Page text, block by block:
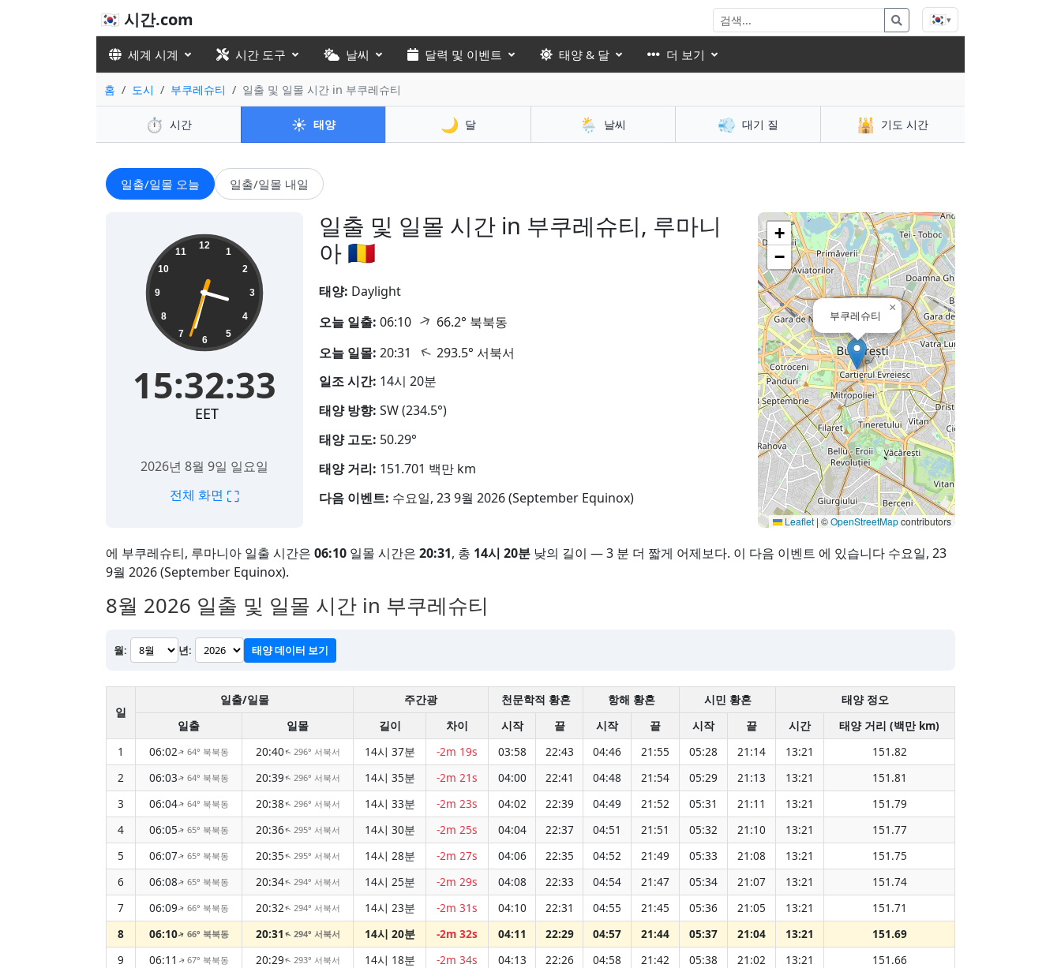
🇰🇷 시간.com 🇰🇷▾
세계 시계 시간 도구 날씨 달력 및 이벤트 태양 & 달 더 보기
홈 도시 부쿠레슈티 일출 및 일몰 시간 in 부쿠레슈티
⏱️ 시간 ☀️ 태양 🌙 달 🌦️ 날씨 💨 대기 질 🕌 기도 시간
일출/일몰 오늘 일출/일몰 내일
일출 및 일몰 시간 in 부쿠레슈티, 루마니
아 🇷🇴
15:32:34 12
1
2
3
4
5
6
7
8
9
10
11
15:32:34
EET
2026년 8월 9일 일요일
전체 화면 ⛶
태양: Daylight
오늘 일출: 06:10 ↑ 66.2° 북북동
오늘 일몰: 20:31 ↑ 293.5° 서북서
일조 시간: 14시 20분
태양 방향: SW (234.5°)
태양 고도: 50.29°
태양 거리: 151.701 백만 km
다음 이벤트: 수요일, 23 9월 2026 (September Equinox)
부쿠레슈티
×
+
−
Leaflet|©OpenStreetMapcontributors
에 부쿠레슈티, 루마니아 일출 시간은 06:10 일몰 시간은 20:31, 총 14시 20분 낮의 길이 — 3 분 더 짧게 어제보다. 이 다음 이벤트 에 있습니다 수요일, 23
9월 2026 (September Equinox).
8월 2026 일출 및 일몰 시간 in 부쿠레슈티
월: 년: 태양 데이터 보기
일
일출/일몰 주간광 천문학적 황혼 항해 황혼 시민 황혼
태양 정오
일출
일몰 길이 차이 시작 끝 시작 끝 시작 끝 시간
태양 거리 (백만 km)
1
06:02↑ 64° 북북동 20:40↑ 296° 서북서 14시 37분 -2m 19s 03:58 22:43 04:46 21:55 05:28 21:14 13:21
151.82
2
06:03↑ 64° 북북동 20:39↑ 296° 서북서 14시 35분 -2m 21s 04:00 22:41 04:48 21:54 05:29 21:13 13:21
151.81
3
06:04↑ 64° 북북동 20:38↑ 296° 서북서 14시 33분 -2m 23s 04:02 22:39 04:49 21:52 05:31 21:11 13:21
151.79
4
06:05↑ 65° 북북동 20:36↑ 295° 서북서 14시 30분 -2m 25s 04:04 22:37 04:51 21:51 05:32 21:10 13:21
151.77
5
06:07↑ 65° 북북동 20:35↑ 295° 서북서 14시 28분 -2m 27s 04:06 22:35 04:52 21:49 05:33 21:08 13:21
151.75
6
06:08↑ 65° 북북동 20:34↑ 294° 서북서 14시 25분 -2m 29s 04:08 22:33 04:54 21:47 05:34 21:07 13:21
151.74
7
06:09↑ 66° 북북동 20:32↑ 294° 서북서 14시 23분 -2m 31s 04:10 22:31 04:55 21:45 05:36 21:05 13:21
151.71
8
06:10↑ 66° 북북동 20:31 ↑ 294° 서북서 14시 20분 -2m 32s 04:11 22:29 04:57 21:44 05:37 21:04 13:21
151.69
9
06:11 ↑ 67° 북북동 20:29↑ 293° 서북서 14시 18분 -2m 34s 04:13 22:26 04:58 21:42 05:38 21:02 13:21
151.66